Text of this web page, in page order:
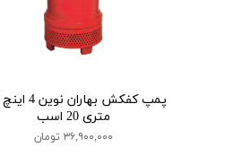
متری 20 اسب
۳۶,۹۰۰,۰۰۰ تومان